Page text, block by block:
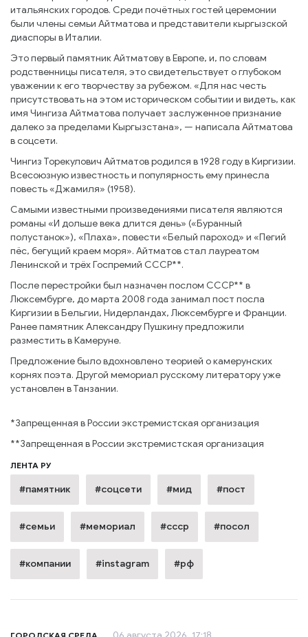
итальянских городов. Среди почётных гостей церемонии
были члены семьи Айтматова и представители кыргызской
диаспоры в Италии.
Это первый памятник Айтматову в Европе, и, по словам
родственницы писателя, это свидетельствует о глубоком
уважении к его творчеству за рубежом. «Для нас честь
присутствовать на этом историческом событии и видеть, как
имя Чингиза Айтматова получает заслуженное признание
далеко за пределами Кыргызстана», — написала Айтматова
в соцсети.
Чингиз Торекулович Айтматов родился в 1928 году в Киргизии.
Всесоюзную известность и популярность ему принесла
повесть «Джамиля» (1958).
Самыми известными произведениями писателя являются
романы «И дольше века длится день» («Буранный
полустанок»), «Плаха», повести «Белый пароход» и «Пегий
пёс, бегущий краем моря». Айтматов стал лауреатом
Ленинской и трёх Госпремий СССР**.
После перестройки был назначен послом СССР** в
Люксембурге, до марта 2008 года занимал пост посла
Киргизии в Бельгии, Нидерландах, Люксембурге и Франции.
Ранее памятник Александру Пушкину предложили
разместить в Камеруне.
Предложение было вдохновлено теорией о камерунских
корнях поэта. Другой мемориал русскому литератору уже
установлен в Танзании.
*Запрещенная в России экстремистская организация
**Запрещенная в России экстремистская организация
ЛЕНТА РУ
#памятник #соцсети #мид #пост
#семьи #мемориал #ссср #посол
#компании #instagram #рф